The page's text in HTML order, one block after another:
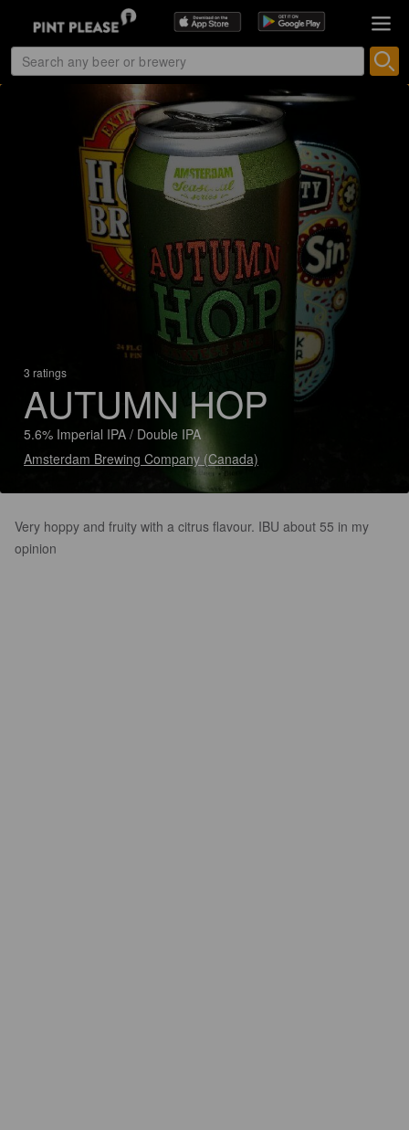
3 ratings
AUTUMN HOP
5.6% Imperial IPA / Double IPA
Amsterdam Brewing Company (Canada)
Very hoppy and fruity with a citrus flavour. IBU about 55 in my
opinion